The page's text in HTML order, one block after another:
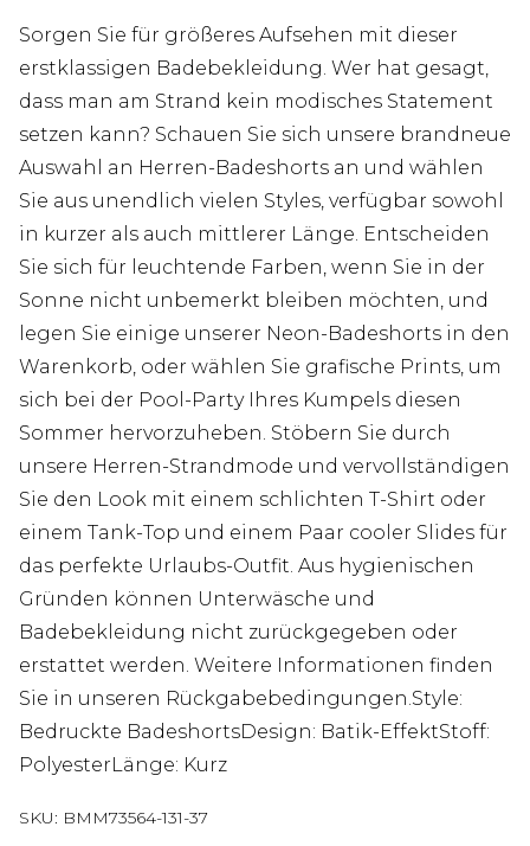
Sorgen Sie für größeres Aufsehen mit dieser
erstklassigen Badebekleidung. Wer hat gesagt,
dass man am Strand kein modisches Statement
setzen kann? Schauen Sie sich unsere brandneue
Auswahl an Herren-Badeshorts an und wählen
Sie aus unendlich vielen Styles, verfügbar sowohl
in kurzer als auch mittlerer Länge. Entscheiden
Sie sich für leuchtende Farben, wenn Sie in der
Sonne nicht unbemerkt bleiben möchten, und
legen Sie einige unserer Neon-Badeshorts in den
Warenkorb, oder wählen Sie grafische Prints, um
sich bei der Pool-Party Ihres Kumpels diesen
Sommer hervorzuheben. Stöbern Sie durch
unsere Herren-Strandmode und vervollständigen
Sie den Look mit einem schlichten T-Shirt oder
einem Tank-Top und einem Paar cooler Slides für
das perfekte Urlaubs-Outfit. Aus hygienischen
Gründen können Unterwäsche und
Badebekleidung nicht zurückgegeben oder
erstattet werden. Weitere Informationen finden
Sie in unseren Rückgabebedingungen.Style:
Bedruckte BadeshortsDesign: Batik-EffektStoff:
PolyesterLänge: Kurz
SKU: BMM73564-131-37